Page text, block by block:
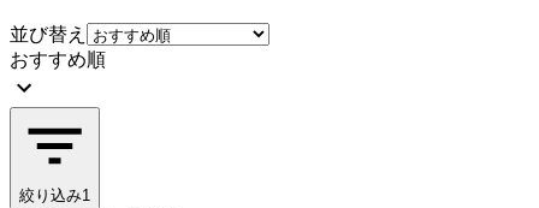
並び替え
おすすめ順
絞り込み1